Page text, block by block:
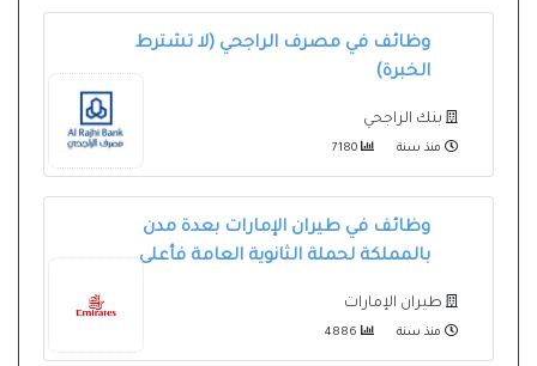
وظائف في مصرف الراجحي (لا تشترط
الخبرة)
بنك الراجحي
منذ سنة
وظائف في طيران الإمارات بعدة مدن
بالمملكة لحملة الثانوية العامة فأعلى
طيران الإمارات
منذ سنة